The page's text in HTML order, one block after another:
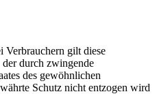
Verbrauchern gilt diese
durch zwingende
des gewöhnlichen
Schutz nicht entzogen wird